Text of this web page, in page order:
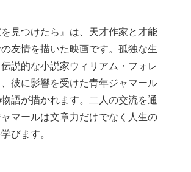
を見つけたら』は、天才作家と才能
友情を描いた映画です。孤独な生
説的な小説家ウィリアム・フォレ
彼に影響を受けた青年ジャマール
語が描かれます。二人の交流を通
ャマールは文章力だけでなく人生の
びます。